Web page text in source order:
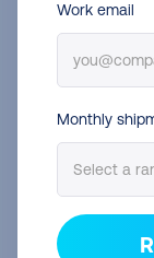
E-
2021/2022
Work email
Monthly